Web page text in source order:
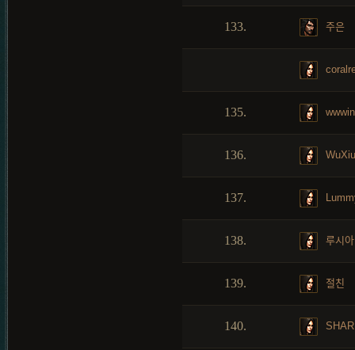
133. 주은
135. wwwin
136. WuXiu
137.
138. 루시아
139. 절친
140.